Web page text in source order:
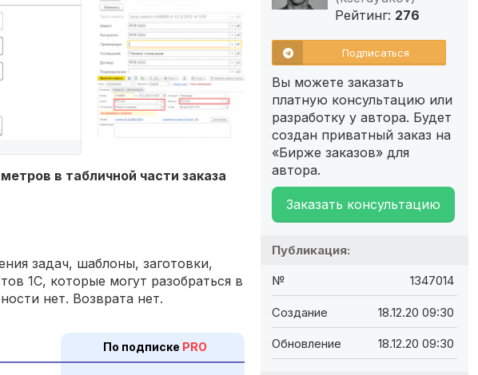
в табличной части заказа
задач, шаблоны, заготовки,
1С, которые могут разобраться в
нет. Возврата нет.
По подписке PRO
Рейтинг: 276
Подписаться
Вы можете заказать
платную консультацию или
разработку у автора. Будет
создан приватный заказ на
«Бирже заказов» для
автора.
Заказать консультацию
Публикация:
№ 1347014
Создание 18.12.20 09:30
Обновление 18.12.20 09:30